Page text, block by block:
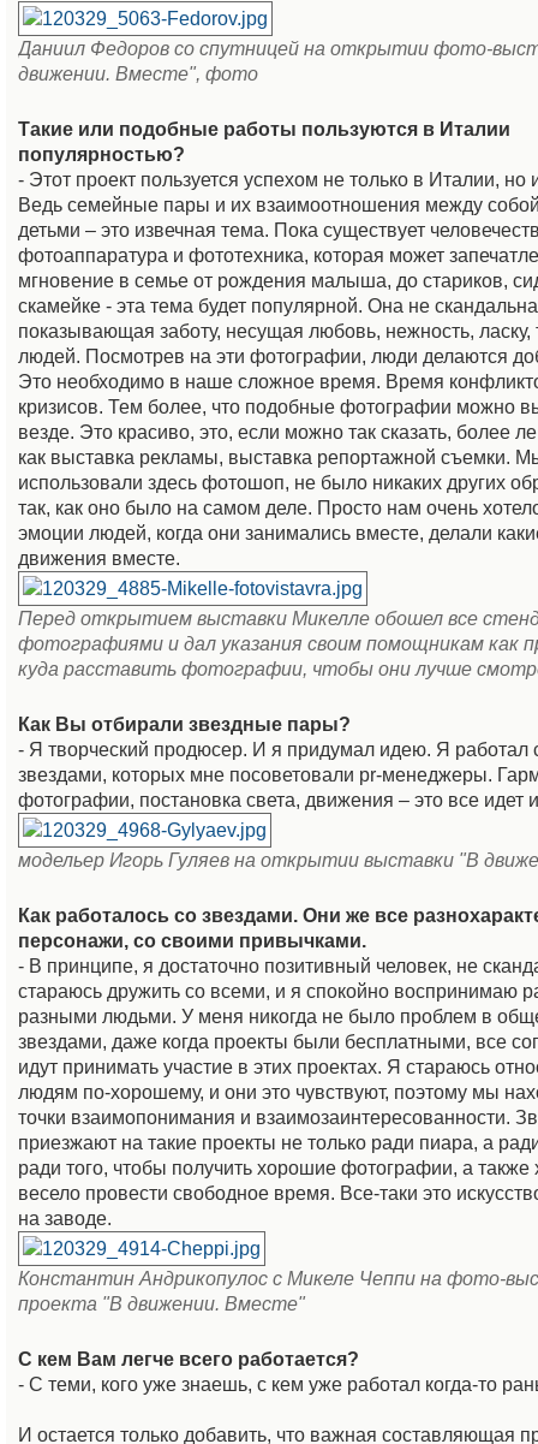
Даниил Федоров со спутницей на открытии фото-
движении. Вместе", фото
Такие или подобные работы пользуются в Италии
популярностью?
- Этот проект пользуется успехом не только в Италии,
Ведь семейные пары и их взаимоотношения между
детьми – это извечная тема. Пока существует
фотоаппаратура и фототехника, которая может
мгновение в семье от рождения малыша, до стариков,
скамейке - эта тема будет популярной. Она не
показывающая заботу, несущая любовь, нежность, ласку,
людей. Посмотрев на эти фотографии, люди делаются
Это необходимо в наше сложное время. Время
кризисов. Тем более, что подобные фотографии можно
везде. Это красиво, это, если можно так сказать, более
как выставка рекламы, выставка репортажной съемки.
использовали здесь фотошоп, не было никаких других
так, как оно было на самом деле. Просто нам очень
эмоции людей, когда они занимались вместе, делали
движения вместе.
Перед открытием выставки Микелле обошел все
фотографиями и дал указания своим помощникам как
куда расставить фотографии, чтобы они лучше
Как Вы отбирали звездные пары?
- Я творческий продюсер. И я придумал идею. Я работал
звездами, которых мне посоветовали pr-менеджеры.
фотографии, постановка света, движения – это все идет
модельер Игорь Гуляев на открытии выставки "В
Как работалось со звездами. Они же все
персонажи, со своими привычками.
- В принципе, я достаточно позитивный человек, не
стараюсь дружить со всеми, и я спокойно воспринимаю
разными людьми. У меня никогда не было проблем в
звездами, даже когда проекты были бесплатными, все
идут принимать участие в этих проектах. Я стараюсь
людям по-хорошему, и они это чувствуют, поэтому мы
точки взаимопонимания и взаимозаинтересованности.
приезжают на такие проекты не только ради пиара, а
ради того, чтобы получить хорошие фотографии, а
весело провести свободное время. Все-таки это
на заводе.
Константин Андрикопулос с Микеле Чеппи на фото-
проекта "В движении. Вместе"
С кем Вам легче всего работается?
- С теми, кого уже знаешь, с кем уже работал когда-то
И остается только добавить, что важная составляющая